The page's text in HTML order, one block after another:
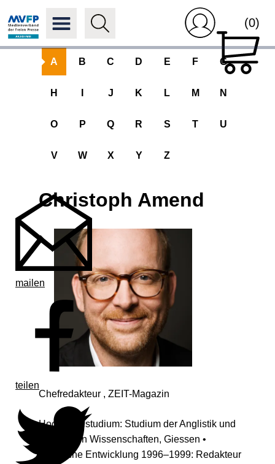
(0)
A B C D E F G
H J K L M N
O P Q R S T U
V W X Y Z
mailen
teilen
Christoph Amend
Chefredakteur , ZEIT-Magazin
Hochschulstudium: Studium der Anglistik und
Politischen Wissenschaften, Giessen •
Berufliche Entwicklung 1996–1999: Redakteur